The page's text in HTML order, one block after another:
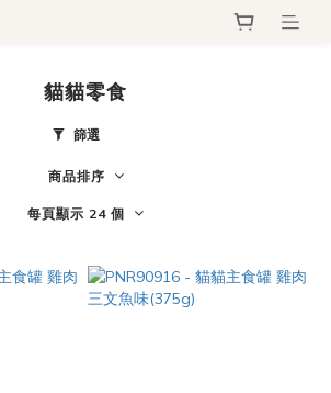
貓貓零食
篩選
商品排序
每頁顯示 24 個